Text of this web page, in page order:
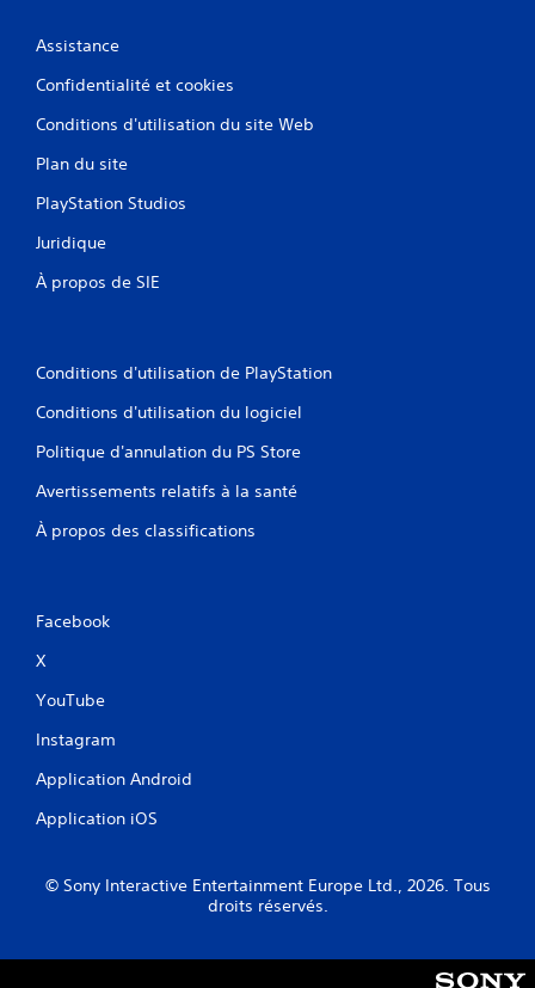
Assistance
Confidentialité et cookies
Conditions d'utilisation du site Web
Plan du site
PlayStation Studios
Juridique
À propos de SIE
Conditions d'utilisation de PlayStation
Conditions d'utilisation du logiciel
Politique d'annulation du PS Store
Avertissements relatifs à la santé
À propos des classifications
Facebook
X
YouTube
Instagram
Application Android
Application iOS
© Sony Interactive Entertainment Europe Ltd., 2026. Tous
droits réservés.